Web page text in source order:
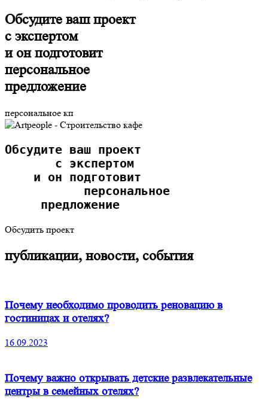
Обсудите ваш проект
с экспертом
и он подготовит
персональное
предложение
персональное кп
Обсудите ваш проект
       с экспертом
    и он подготовит
           персональное
     предложение
Обсудить проект
публикации, новости, события
Почему необходимо проводить реновацию в
гостиницах и отелях?
16.09.2023
Почему важно открывать детские развлекательные
центры в семейных отелях?